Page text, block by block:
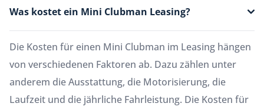
Was kostet ein Mini Clubman Leasing?
Die Kosten für einen Mini Clubman im Leasing hängen
von verschiedenen Faktoren ab. Dazu zählen unter
anderem die Ausstattung, die Motorisierung, die
Laufzeit und die jährliche Fahrleistung. Die Kosten für